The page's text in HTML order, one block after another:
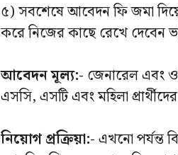
৫) সবশেষে আবেদন ফি জমা
করে নিজের কাছে রেখে দেবেন
আবেদন মূল্য:- জেনারেল এবং
এসসি, এসটি এবং মহিলা
নিয়োগ প্রক্রিয়া:-এখনো পর্যন্ত